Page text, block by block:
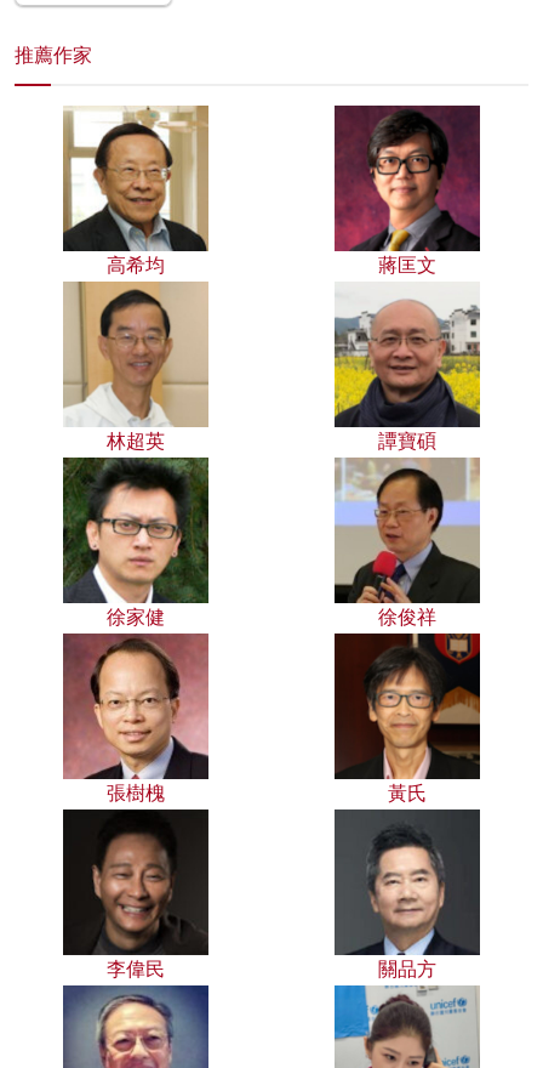
推薦作家
高希均 蔣匡文
林超英 譚寶碩
徐家健 徐俊祥
張樹槐 黃氏
李偉民 關品方